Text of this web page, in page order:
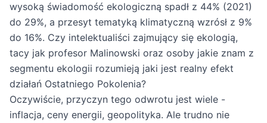
wysoką świadomość ekologiczną spadł z 44% (2021)
do 29%, a przesyt tematyką klimatyczną wzrósł z 9%
do 16%. Czy intelektualiści zajmujący się ekologią,
tacy jak profesor Malinowski oraz osoby jakie znam z
segmentu ekologii rozumieją jaki jest realny efekt
działań Ostatniego Pokolenia?
Oczywiście, przyczyn tego odwrotu jest wiele -
inflacja, ceny energii, geopolityka. Ale trudno nie